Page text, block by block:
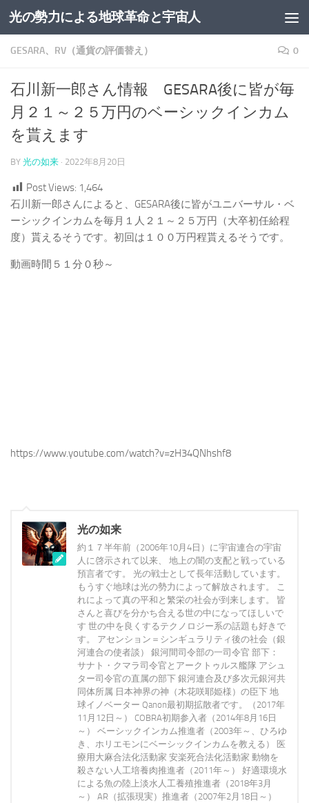
コンテンツへスキップ
光の勢力による地球革命と宇宙人
GESARA、RV（通貨の評価替え） 0
石川新一郎さん情報 GESARA後に皆が毎
月２１～２５万円のベーシックインカム
を貰えます
BY 光の如来 · 2022年8月20日
Post Views: 1,464
石川新一郎さんによると、GESARA後に皆がユニバーサル・ベ
ーシックインカムを毎月１人２１～２５万円（大卒初任給程
度）貰えるそうです。初回は１００万円程貰えるそうです。
動画時間５１分０秒～
https://www.youtube.com/watch?v=zH34QNhshf8
光の如来
約１７半年前（2006年10月4日）に宇宙連合の宇宙
人に啓示されて以来、 地上の闇の支配と戦っている
預言者です。 光の戦士として長年活動しています。
もうすぐ地球は光の勢力によって解放されます。 こ
れによって真の平和と繁栄の社会が到来します。 皆
さんと喜びを分かち合える世の中になってほしいで
す 世の中を良くするテクノロジー系の話題も好きで
す。 アセンション＝シンギュラリティ後の社会（銀
河連合の使者談） 銀河間司令部の一司令官 部下：
サナト・クマラ司令官とアークトゥルス艦隊 アシュ
ター司令官の直属の部下 銀河連合及び多次元銀河共
同体所属 日本神界の神（木花咲耶姫様）の臣下 地
球イノベーター Qanon最初期拡散者です。（2017年
11月12日～） COBRA初期参入者（2014年8月16日
～） ベーシックインカム推進者（2003年～、ひろゆ
き、ホリエモンにベーシックインカムを教える） 医
療用大麻合法化活動家 安楽死合法化活動家 動物を
殺さない人工培養肉推進者（2011年～） 好適環境水
による魚の陸上淡水人工養殖推進者（2018年3月
～） AR（拡張現実）推進者（2007年2月18日～）